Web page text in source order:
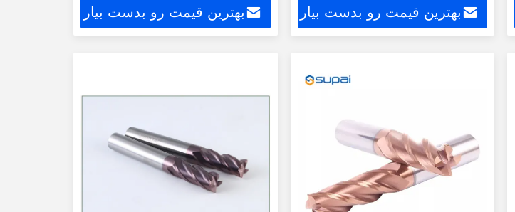
بهترین قیمت رو بدست بیار بهترین قیمت رو بدست بیار